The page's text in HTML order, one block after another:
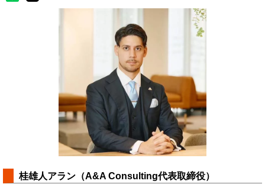
桂雄人アラン（A&A Consulting代表取締役）